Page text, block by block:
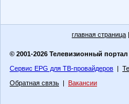
главная страница
© 2001-2026 Телевизионный
Сервис EPG для ТВ-провайдеров |
Обратная связь | Вакансии